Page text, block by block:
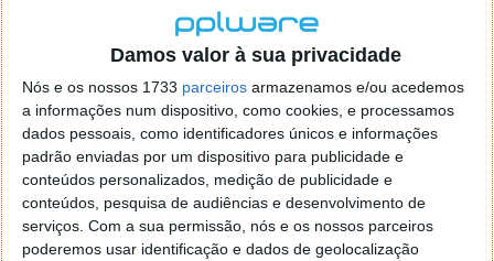
Damos valor à sua privacidade
Nós e os nossos 1733 parceiros armazenamos e/ou acedemos
a informações num dispositivo, como cookies, e processamos
dados pessoais, como identificadores únicos e informações
padrão enviadas por um dispositivo para publicidade e
conteúdos personalizados, medição de publicidade e
conteúdos, pesquisa de audiências e desenvolvimento de
serviços. Com a sua permissão, nós e os nossos parceiros
poderemos usar identificação e dados de geolocalização
O que fazer se o seu carro entrar num
“lençol de água”?
13 DEZ 2022 MOTORES/ENERGIA 30 COMENTÁRIOS
Portugal está “debaixo de água”. As notícias que nos
chegam de vários pontos do país revelam situações
críticas, com especial destaque para Lisboa. Está a
ser aconselhado que as pessoas não saiam de casa